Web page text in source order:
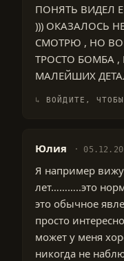
ПОНЯТЬ ВИДЕЛ
))) ОКАЗАЛОСЬ
СМОТРЮ , НО
ТРОСТО БОМБА
МАЛЕЙШИХ
ВОЙДИТЕ,
Юлия
Я например
лет………..это
это обычное
просто
может у меня
никогда не